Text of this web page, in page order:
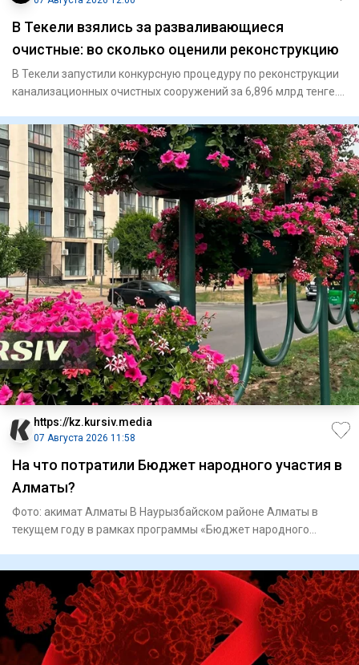
В Текели взялись за разваливающиеся
очистные: во сколько оценили реконструкцию
В Текели запустили конкурсную процедуру по реконструкции
канализационных очистных сооружений за 6,896 млрд тенге.
https://kz.kursiv.media
07 Августа 2026 11:58
На что потратили Бюджет народного участия в
Алматы?
Фото: акимат Алматы В Наурызбайском районе Алматы в
текущем году в рамках программы «Бюджет народного